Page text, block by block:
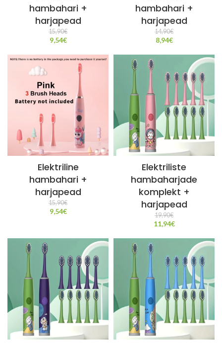
hambahari +
harjapead
15,90€
9,54€
hambahari +
harjapead
14,90€
8,94€
Elektriline
hambahari +
harjapead
15,90€
9,54€
Elektriliste
hambaharjade
komplekt +
harjapead
19,90€
11,94€